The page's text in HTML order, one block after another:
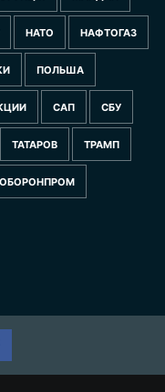
НАТО НАФТОГАЗ
ПОЛЬША
САП СБУ
ТАТАРОВ ТРАМП